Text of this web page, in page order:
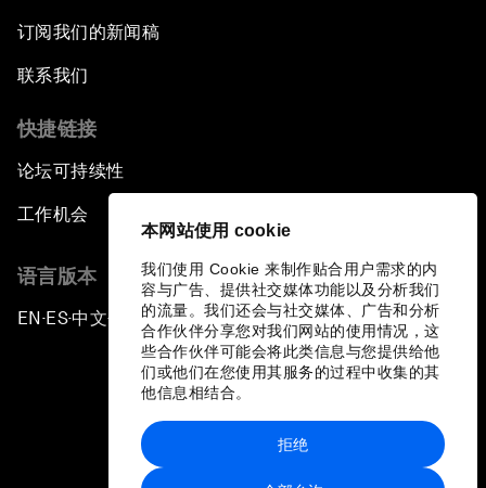
本网站使用 cookie
我们使用 Cookie 来制作贴合用户需求的内
容与广告、提供社交媒体功能以及分析我们
的流量。我们还会与社交媒体、广告和分析
合作伙伴分享您对我们网站的使用情况，这
些合作伙伴可能会将此类信息与您提供给他
们或他们在您使用其服务的过程中收集的其
他信息相结合。
拒绝
订阅我们的新闻稿
联系我们
快捷链接
论坛可持续性
工作机会
语言版本
EN ▪ES▪中文▪ 日本語